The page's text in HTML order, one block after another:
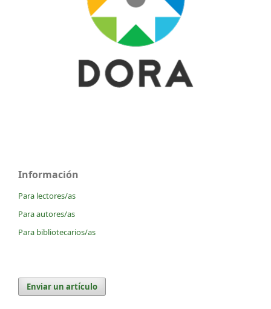
Información
Para lectores/as
Para autores/as
Para bibliotecarios/as
Enviar un artículo